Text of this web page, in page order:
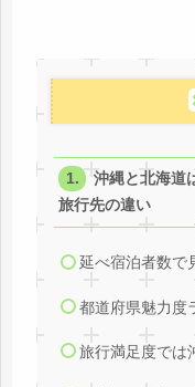
沖縄と北海道
旅行先の違い
延べ宿泊者数で
都道府県魅力度
旅行満足度では